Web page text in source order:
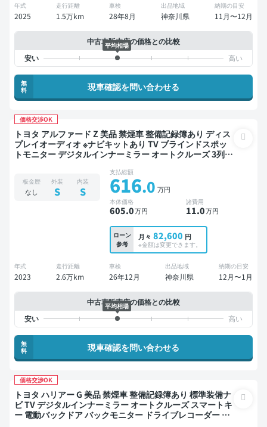
年式
2025
走行距離
1.5万km
車検
28年8月
出品地域
神奈川県
納期の目安
11月〜12月
中古車販売店の価格との比較
平均相場
無
料
現車確認を問い合わせる
価格交渉OK
トヨタ アルファード Z 美品 禁煙車 整備記録簿あり ディス
プレイオーディオ ※ナビキットあり TV ブラインドスポッ
トモニター デジタルインナーミラー オートクルーズ 3列シ
方位カメラ ドライブレコーダー 社外アルミ フルエアロ 衝
突軽減 両側電動スライドドア 7人乗り
板金歴
なし
外装
S
内装
S
支払総額
616.0 万円
本体価格
605.0万円
諸費用
11.0万円
ローン
参考
月々 82,600 円
※金額は変更できます。
年式
2023
走行距離
2.6万km
車検
26年12月
出品地域
神奈川県
納期の目安
12月〜1月
中古車販売店の価格との比較
平均相場
無
料
現車確認を問い合わせる
価格交渉OK
トヨタ ハリアー G 美品 禁煙車 整備記録簿あり 標準装備ナ
ビ TV デジタルインナーミラー オートクルーズ スマートキ
ー 電動バックドア バックモニター ドライブレコーダー 衝